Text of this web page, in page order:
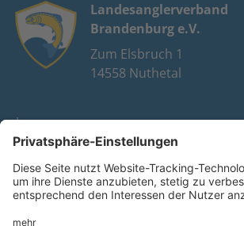
Landesanglerverband
Brandenburg e.V.
Zum Elsbruch 1
14558 Nuthetal
Impressum
Datenschutz
FAQ